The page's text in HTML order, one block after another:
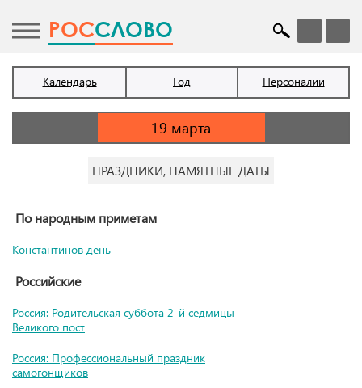
POCСЛОВО
Календарь Год Персоналии
ПРАЗДНИКИ, ПАМЯТНЫЕ ДАТЫ
По народным приметам
Константинов день
Российские
Россия: Родительская суббота 2-й седмицы
Великого пост
Россия: Профессиональный праздник
самогонщиков